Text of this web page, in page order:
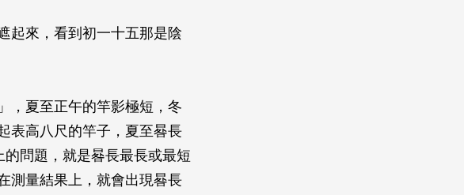
起來，看到初一十五那是陰
，夏至正午的竿影極短，冬
表高八尺的竿子，夏至晷長
問題，就是晷長最長或最短
測量結果上，就會出現晷長